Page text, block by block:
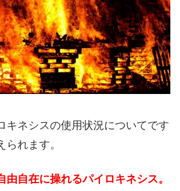
キネシスの使用状況についてです
られます。
由自在に操れるパイロキネシス。